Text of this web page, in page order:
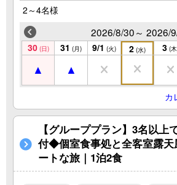
2～4名様
2026/8/30～ 2026/
30 (日) 31 (月) 9/1 (火) 2 (水) 3 (
カ
【グループプラン】3名以上
付◆個室食事処と全客室露天
ートな旅｜1泊2食